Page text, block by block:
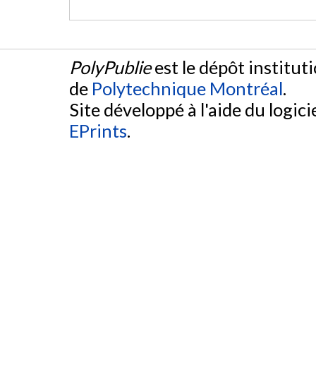
PolyPublieest le dépôt
de Polytechnique Montréal.
Site développé à l'aide du
EPrints.